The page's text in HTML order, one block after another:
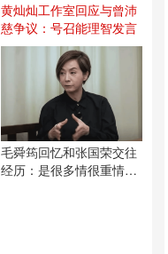
黄灿灿工作室回应与曾沛
慈争议：号召能理智发言
毛舜筠回忆和张国荣交往
经历：是很多情很重情的